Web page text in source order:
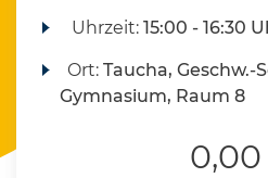
Uhrzeit:15:00 - 16:30
Ort:Taucha, Geschw.-
Gymnasium, Raum 8